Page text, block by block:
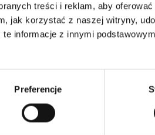
treści i reklam, aby
jak korzystać z naszej witryny,
informacje z innymi
Preferencje
*